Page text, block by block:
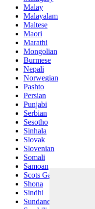
Malay
Malayalam
Maltese
Maori
Marathi
Mongolian
Burmese
Nepali
Norwegian
Pashto
Persian
Punjabi
Serbian
Sesotho
Sinhala
Slovak
Slovenian
Somali
Samoan
Scots Gaelic
Shona
Sindhi
Sundanese